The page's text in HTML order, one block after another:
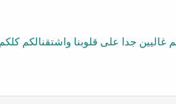
غاليين جدا على قلوبنا واشتقنالكم كلكم